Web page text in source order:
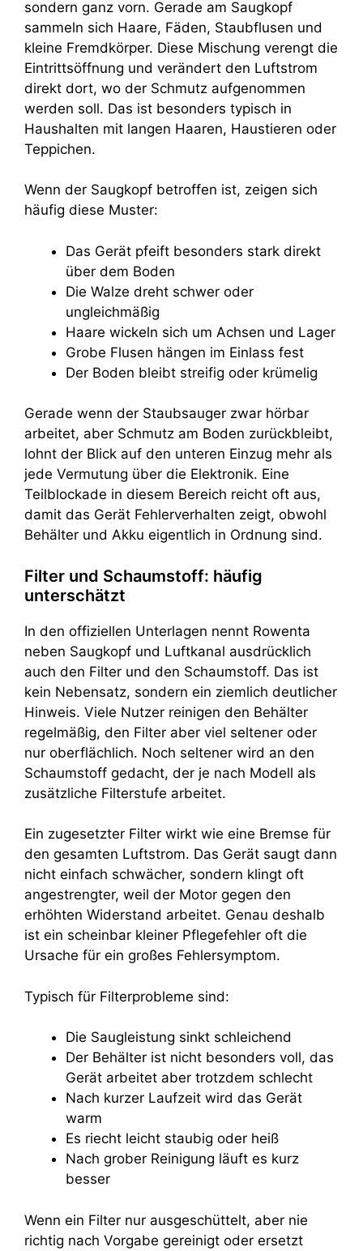
sondern ganz vorn. Gerade am Saugkopf
sammeln sich Haare, Fäden, Staubflusen und
kleine Fremdkörper. Diese Mischung verengt die
Eintrittsöffnung und verändert den Luftstrom
direkt dort, wo der Schmutz aufgenommen
werden soll. Das ist besonders typisch in
Haushalten mit langen Haaren, Haustieren oder
Teppichen.
Wenn der Saugkopf betroffen ist, zeigen sich
häufig diese Muster:
Das Gerät pfeift besonders stark direkt
über dem Boden
Die Walze dreht schwer oder
ungleichmäßig
Haare wickeln sich um Achsen und Lager
Grobe Flusen hängen im Einlass fest
Der Boden bleibt streifig oder krümelig
Gerade wenn der Staubsauger zwar hörbar
arbeitet, aber Schmutz am Boden zurückbleibt,
lohnt der Blick auf den unteren Einzug mehr als
jede Vermutung über die Elektronik. Eine
Teilblockade in diesem Bereich reicht oft aus,
damit das Gerät Fehlerverhalten zeigt, obwohl
Behälter und Akku eigentlich in Ordnung sind.
Filter und Schaumstoff: häufig
unterschätzt
In den offiziellen Unterlagen nennt Rowenta
neben Saugkopf und Luftkanal ausdrücklich
auch den Filter und den Schaumstoff. Das ist
kein Nebensatz, sondern ein ziemlich deutlicher
Hinweis. Viele Nutzer reinigen den Behälter
regelmäßig, den Filter aber viel seltener oder
nur oberflächlich. Noch seltener wird an den
Schaumstoff gedacht, der je nach Modell als
zusätzliche Filterstufe arbeitet.
Ein zugesetzter Filter wirkt wie eine Bremse für
den gesamten Luftstrom. Das Gerät saugt dann
nicht einfach schwächer, sondern klingt oft
angestrengter, weil der Motor gegen den
erhöhten Widerstand arbeitet. Genau deshalb
ist ein scheinbar kleiner Pflegefehler oft die
Ursache für ein großes Fehlersymptom.
Typisch für Filterprobleme sind:
Die Saugleistung sinkt schleichend
Der Behälter ist nicht besonders voll, das
Gerät arbeitet aber trotzdem schlecht
Nach kurzer Laufzeit wird das Gerät
warm
Es riecht leicht staubig oder heiß
Nach grober Reinigung läuft es kurz
besser
Wenn ein Filter nur ausgeschüttelt, aber nie
richtig nach Vorgabe gereinigt oder ersetzt